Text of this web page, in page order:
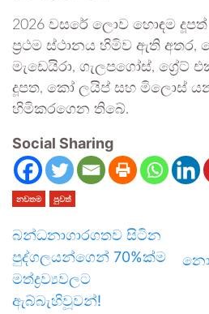
2026 වසරේ ලොව හොඳම දූපත්
ප්‍රථම ස්ථානය හිමිව ඇති අතර,
මැඩෙයිරා, ගැලපගෝස්, ග්‍රේට්
දූපත, කෝ ලයිප් සහ මිලොස්
හිමිකරගෙන තිබේ.
Social Sharing
නවතම පුවත්
බන්ධනාගාරගතව සිටින
පුද්ගලයන්ගෙන් 70%ක්ම
මත්ද්‍රව්‍යවලට
ඇබ්බැහිවූවන්!